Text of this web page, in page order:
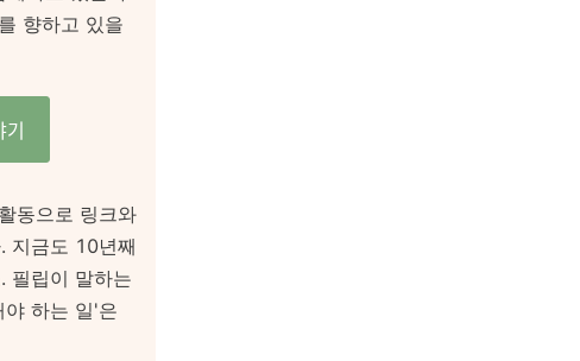
향하고 있을
기
동으로 링크와
지금도 10년째
필립이 말하는
야 하는 일'은